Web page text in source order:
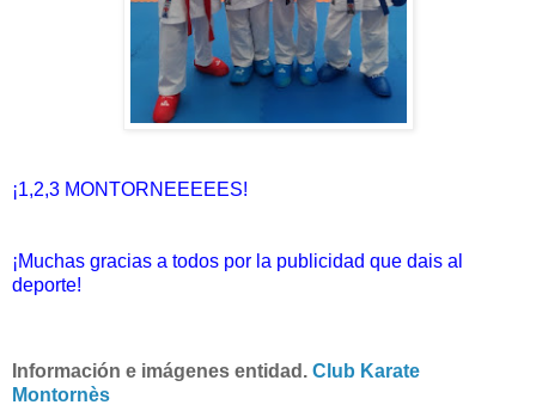
¡1,2,3 MONTORNEEEEES!
¡Muchas gracias a todos por la publicidad que dais al
deporte!
nformación e imágenes entidad. Club Karate
Montornès